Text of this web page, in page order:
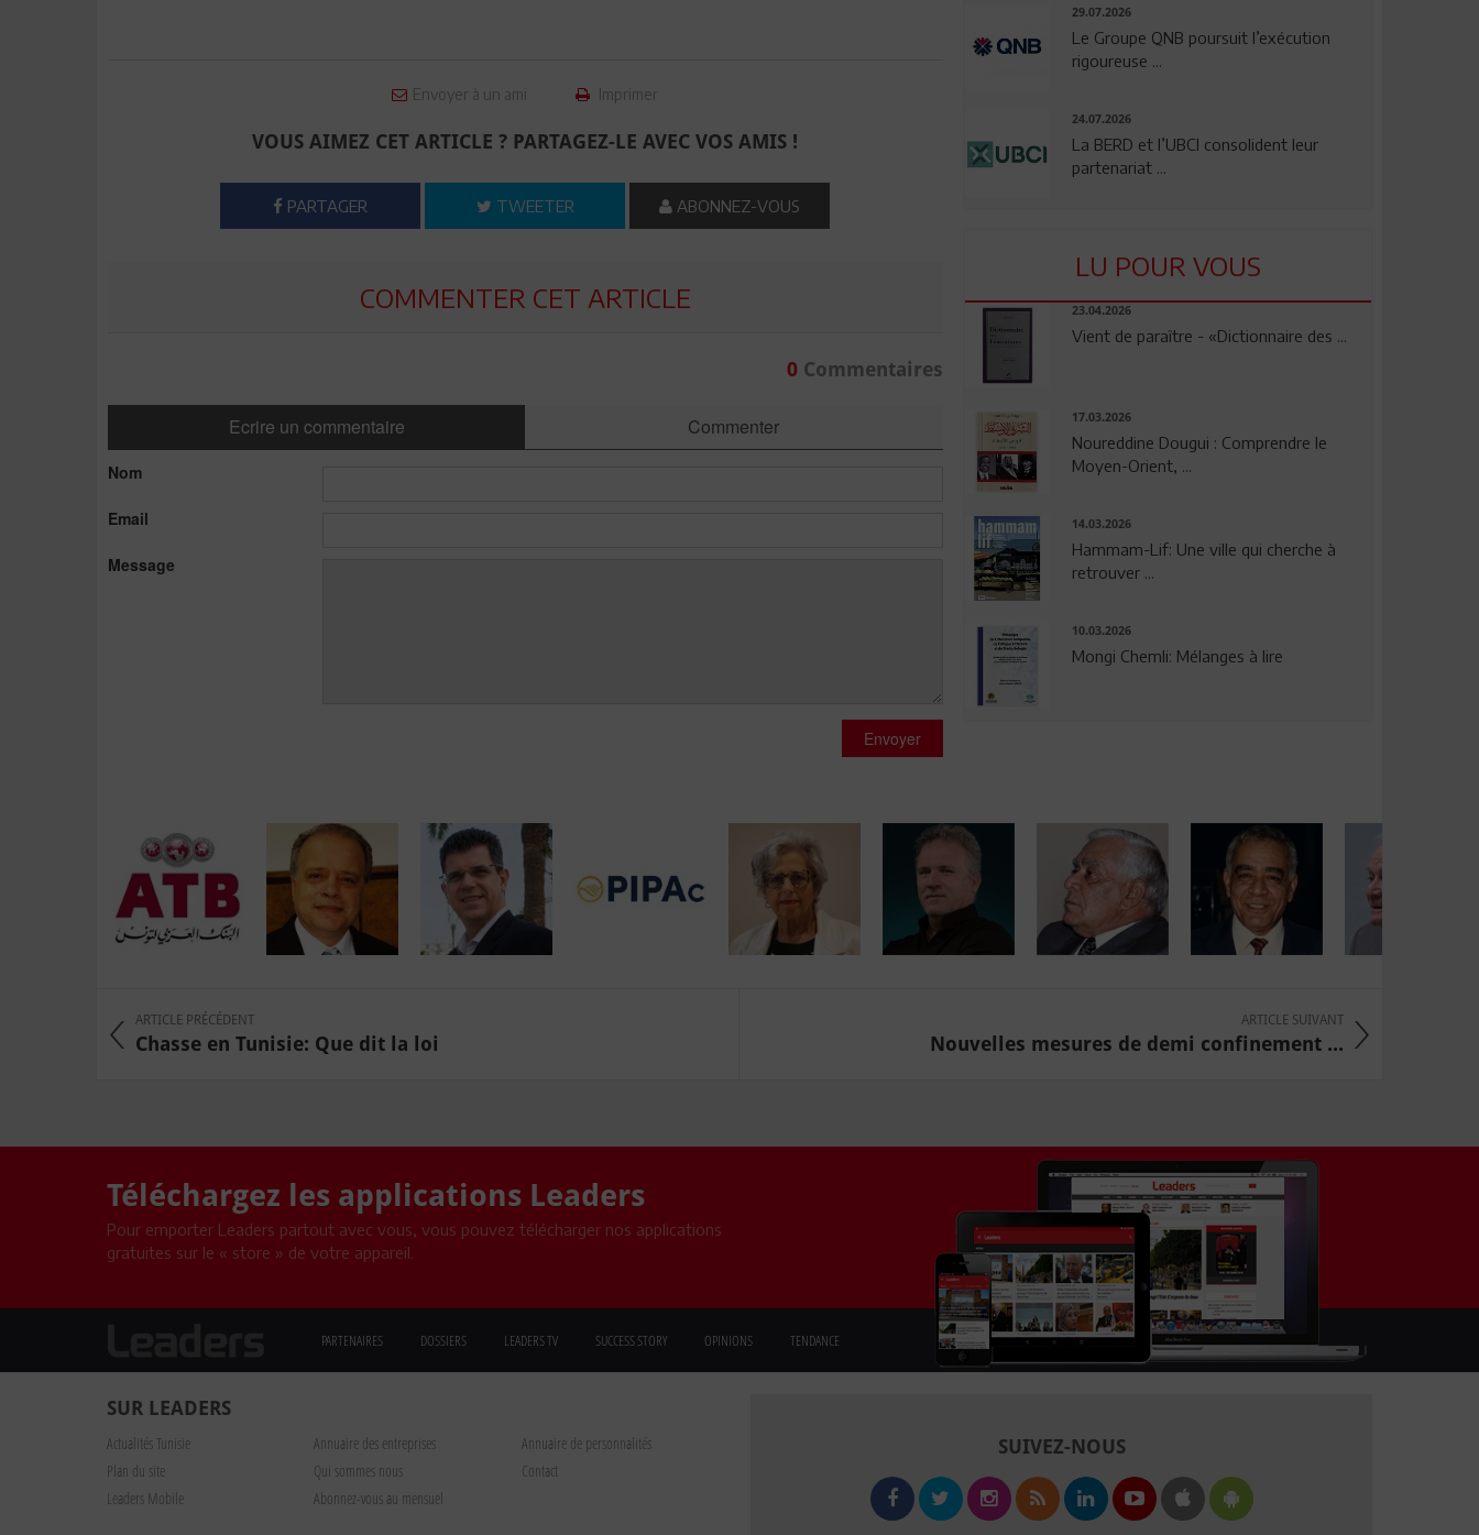
Envoyer à un ami Imprimer
VOUS AIMEZ CET ARTICLE ? PARTAGEZ-LE AVEC VOS AMIS !
PARTAGER TWEETER ABONNEZ-VOUS
COMMENTER CET ARTICLE
0Commentaires
Ecrire un commentaire Commenter
Nom
Email
Message
Envoyer
29.07.2026
Le Groupe QNB poursuit l’exécution
rigoureuse ...
24.07.2026
La BERD et l’UBCI consolident leur
partenariat ...
LU POUR VOUS
23.04.2026
Vient de paraître - «Dictionnaire des ...
17.03.2026
Noureddine Dougui : Comprendre le
Moyen-Orient, ...
14.03.2026
Hammam-Lif: Une ville qui cherche à
retrouver ...
10.03.2026
Mongi Chemli: Mélanges à lire
ARTICLE PRÉCÉDENT
Chasse en Tunisie: Que dit la loi
ARTICLE SUIVANT
Nouvelles mesures de demi confinement ...
Téléchargez les applications Leaders
Pour emporter Leaders partout avec vous, vous pouvez télécharger nos applications
gratuites sur le « store » de votre appareil.
PARTENAIRES DOSSIERS LEADERS TV SUCCESS STORY OPINIONS TENDANCE
SUR LEADERS
Actualités Tunisie Annuaire des entreprises
Annuaire de personnalités
Plan du site
Qui sommes nous
Contact
Leaders Mobile
Abonnez-vous au mensuel
SUIVEZ-NOUS